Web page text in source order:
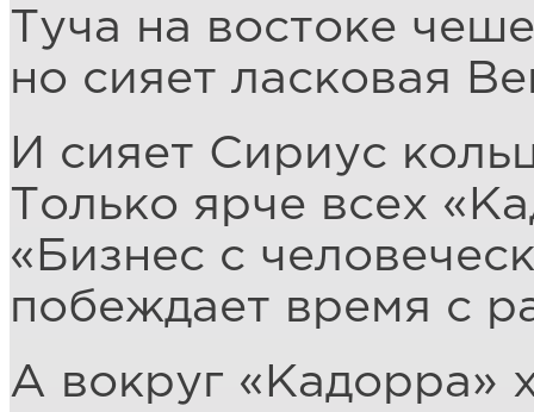
Туча на востоке
но сияет ласковая
И сияет Сириус
Только ярче всех
«Бизнес с
побеждает время с
А вокруг «Кадорра»